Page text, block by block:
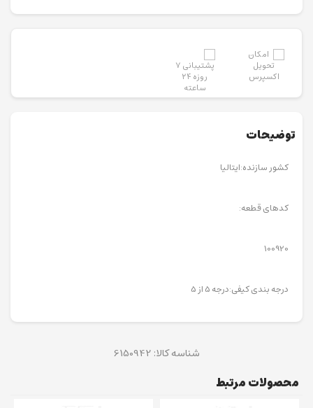
توضیحات
کشور سازنده:ایتالیا
کدهای قطعه:
100920
درجه بندی کیفی:درجه 5 از 5
شناسه کالا: 6150942
محصولات مرتبط